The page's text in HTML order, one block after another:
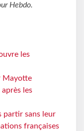
Hebdo.
les
Mayotte
les
partir sans leur
françaises